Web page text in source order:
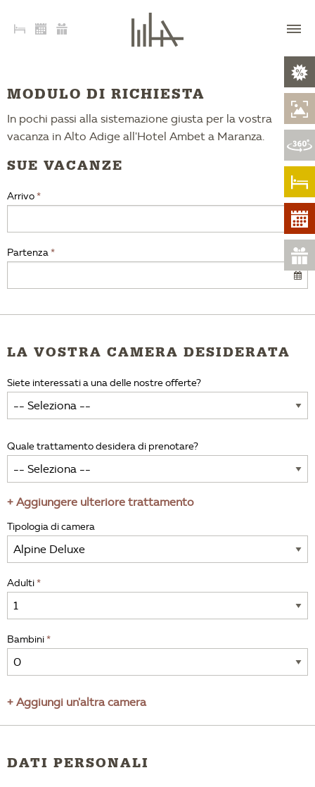
MODULO DI RICHIESTA
In pochi passi alla sistemazione giusta per la vostra
vacanza in Alto Adige all'Hotel Ambet a Maranza.
SUE VACANZE
Arrivo
Partenza
LA VOSTRA CAMERA DESIDERATA
Siete interessati a una delle nostre offerte?
Quale trattamento desidera di prenotare?
+ Aggiungere ulteriore trattamento
Tipologia di camera
Adulti
Bambini
+ Aggiungi un'altra camera
DATI PERSONALI